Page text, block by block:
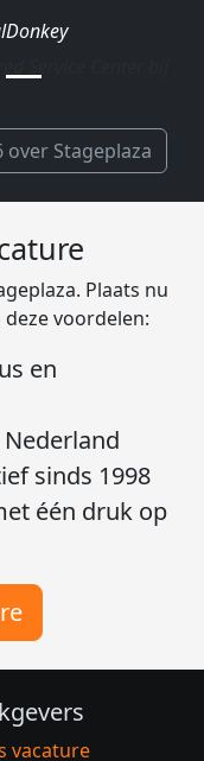
Stageplaza
Plaats nu
voordelen:
en
sinds 1998
één druk op
vacature